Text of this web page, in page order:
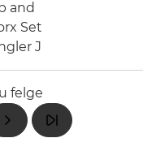
and
Set
J
felge